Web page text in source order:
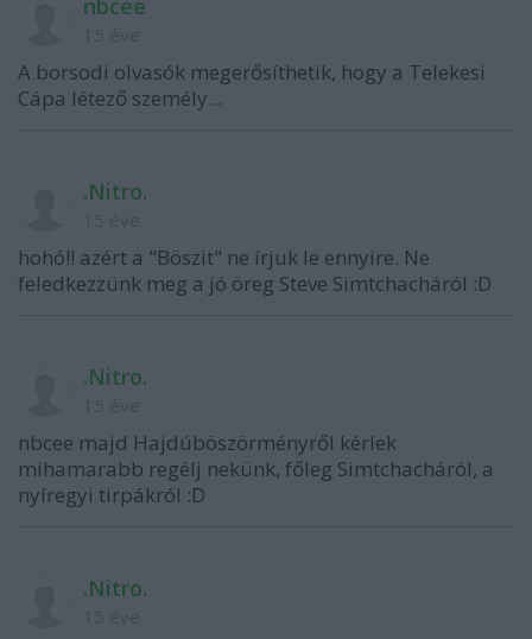
nbcee
A borsodi olvasók megerősíthetik, hogy a Telekesi
Cápa létező személy...
.Nitro.
hohó!! azért a "Böszit" ne írjuk le ennyire. Ne
feledkezzünk meg a jó öreg Steve Simtchacháról :D
.Nitro.
nbcee majd Hajdúböszörményről kérlek
mihamarabb regélj nekünk, főleg Simtchacháról, a
nyíregyi tirpákról :D
.Nitro.